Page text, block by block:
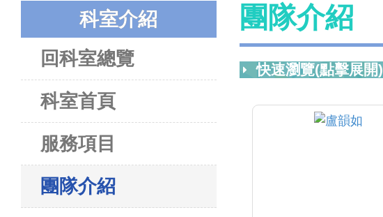
科室介紹
回科室總覽
科室首頁
服務項目
團隊介紹
團隊介紹
快速瀏覽(點擊展開)